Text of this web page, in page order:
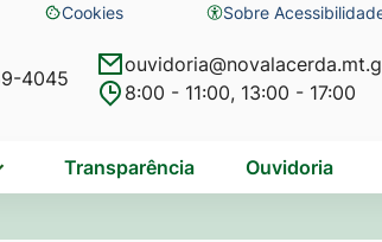
Cookies
Abrir
preferências
de
Sobre
4045
8:00 - 11:00, 13:00 - 17:00
Transparência Ouvidoria